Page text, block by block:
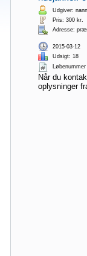
Udgiver:
Pris: 300 kr.
Adresse:
2015-03-12
Udsigt: 18
Når du
oplysninger